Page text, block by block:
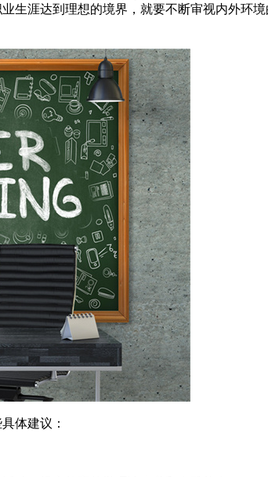
生涯达到理想的境界，就要不断审视内外环境
体建议：